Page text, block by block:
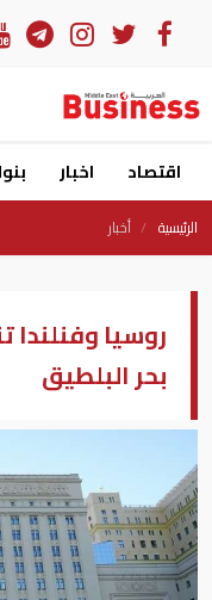
اقتصاد اخبار
الرئيسية أخبار
روسيا
بحر البلطيق